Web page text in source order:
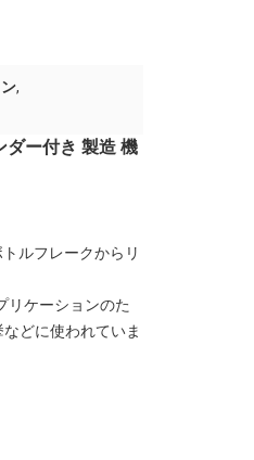
,
ダー付き 製造 機
ルフレークからリ
リケーションのた
どに使われていま